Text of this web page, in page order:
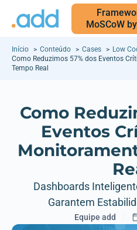
MoSCoW
Início Conteúdo Cases
Low
Como Reduzimos 57% dos Eventos
Tempo Real
Como
Eventos
Dashboards
Garantem
Equipe add